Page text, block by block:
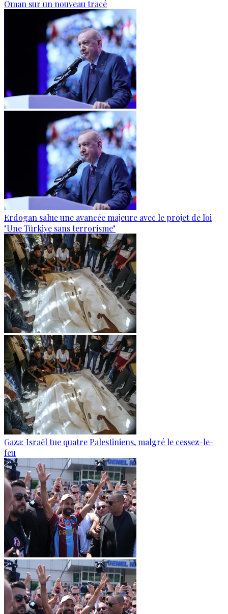
Oman sur un nouveau tracé
Erdogan salue une avancée majeure avec le projet de loi
"Une Türkiye sans terrorisme"
Gaza: Israël tue quatre Palestiniens, malgré le cessez-le-
feu